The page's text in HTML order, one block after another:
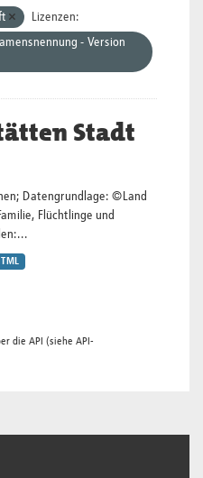
Lizenzen:
- Version
Stadt
Datengrundlage: ©Land
Flüchtlinge und
die API (siehe API-